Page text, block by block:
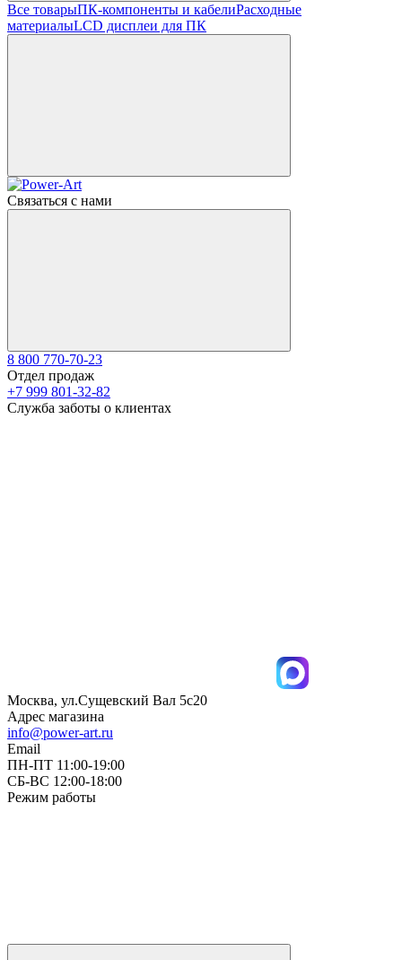
Все товарыПК-компоненты и кабелиРасходные
материалыLCD дисплеи для ПК
Связаться с нами
8 800 770-70-23
Отдел продаж
+7 999 801-32-82
Служба заботы о клиентах
Москва, ул.Сущевский Вал 5с20
Адрес магазина
info@power-art.ru
Email
ПН-ПТ 11:00-19:00
СБ-ВС 12:00-18:00
Режим работы